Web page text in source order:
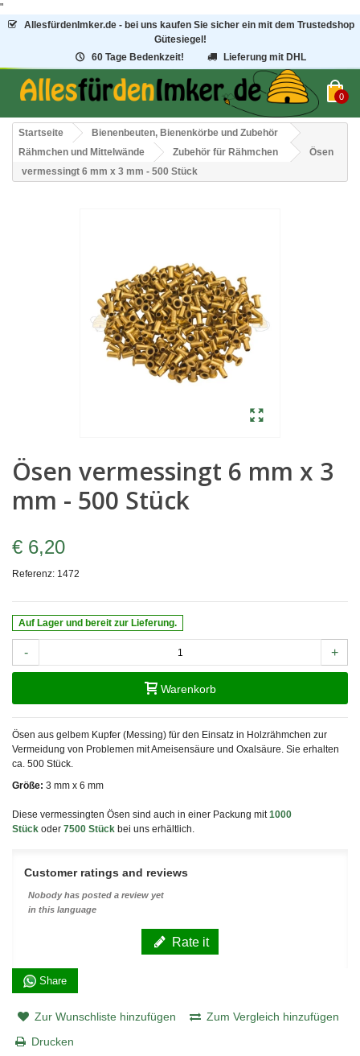
"
AllesfürdenImker.de - bei uns kaufen Sie sicher ein mit dem Trustedshop
Gütesiegel!
60 Tage Bedenkzeit!
Lieferung mit DHL
0
Startseite
Bienenbeuten, Bienenkörbe und Zubehör
Rähmchen und Mittelwände
Zubehör für Rähmchen
Ösen
vermessingt 6 mm x 3 mm - 500 Stück
Ösen vermessingt 6 mm x 3
mm - 500 Stück
€ 6,20
Referenz: 1472
Auf Lager und bereit zur Lieferung.
- +
Warenkorb
Ösen aus gelbem Kupfer (Messing) für den Einsatz in Holzrähmchen zur
Vermeidung von Problemen mit Ameisensäure und Oxalsäure. Sie erhalten
ca. 500 Stück.
Größe: 3 mm x 6 mm
Diese vermessingten Ösen sind auch in einer Packung mit1000
Stück oder 7500 Stück bei uns erhältlich.
Customer ratings and reviews
Nobody has posted a review yet
in this language
Rate it
Share
Zur Wunschliste hinzufügen
Zum Vergleich hinzufügen
Drucken